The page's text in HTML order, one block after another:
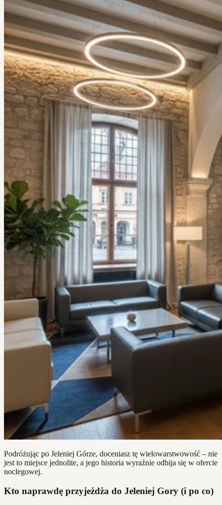
Podróżując po Jeleniej Górze, doceniasz tę wielowarstwowość – nie
jest to miejsce jednolite, a jego historia wyraźnie odbija się w ofercie
noclegowej.
Kto naprawdę przyjeżdża do Jeleniej Gory (i po co)